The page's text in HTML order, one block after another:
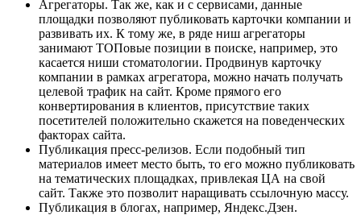
Агрегаторы. Так же, как и с сервисами, данные
площадки позволяют публиковать карточки компании и
развивать их. К тому же, в ряде ниш агрегаторы
занимают ТОПовые позиции в поиске, например, это
касается ниши стоматологии. Продвинув карточку
компании в рамках агрегатора, можно начать получать
целевой трафик на сайт. Кроме прямого его
конвертирования в клиентов, присутствие таких
посетителей положительно скажется на поведенческих
факторах сайта.
Публикация пресс-релизов. Если подобный тип
материалов имеет место быть, то его можно публиковать
на тематических площадках, привлекая ЦА на свой
сайт. Также это позволит наращивать ссылочную массу.
Публикация в блогах, например, Яндекс.Дзен.